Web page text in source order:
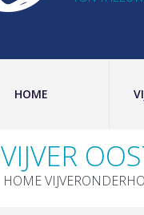
HOME
VIJVER
HOME